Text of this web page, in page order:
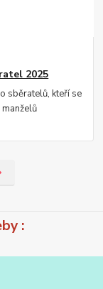
2025
sběratelů, kteří se
weby :